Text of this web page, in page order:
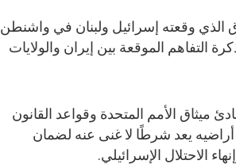
الذي وقعته إسرائيل ولبنان في واشنطن
التفاهم الموقعة بين إيران والولايات
ميثاق الأمم المتحدة وقواعد القانون
يعد شرطًا لا غنى عنه لضمان
الاحتلال الإسرائيلي.